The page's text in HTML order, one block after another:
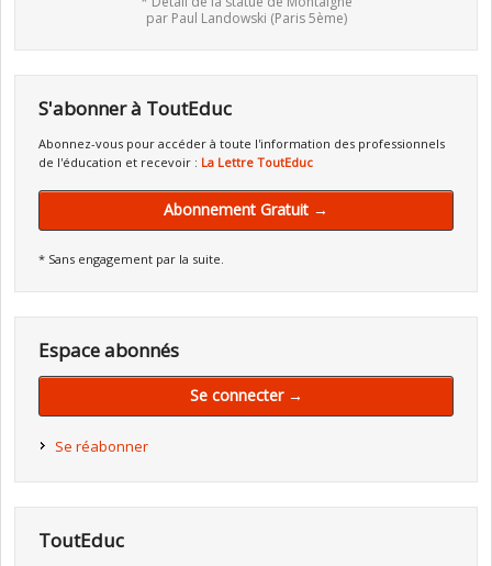
par Paul Landowski (Paris 5ème)
S'abonner à ToutEduc
Abonnez-vous pour accéder à toute l'information des professionnels
de l'éducation et recevoir : La Lettre ToutEduc
Abonnement Gratuit →
* Sans engagement par la suite.
Espace abonnés
Se connecter →
Se réabonner
ToutEduc